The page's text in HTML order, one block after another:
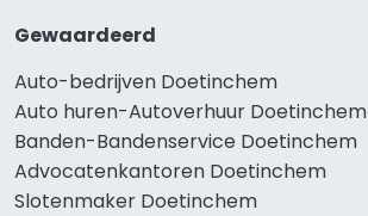
Gewaardeerd
Auto-bedrijven Doetinchem
Auto huren-Autoverhuur Doetinchem
Banden-Bandenservice Doetinchem
Advocatenkantoren Doetinchem
Slotenmaker Doetinchem